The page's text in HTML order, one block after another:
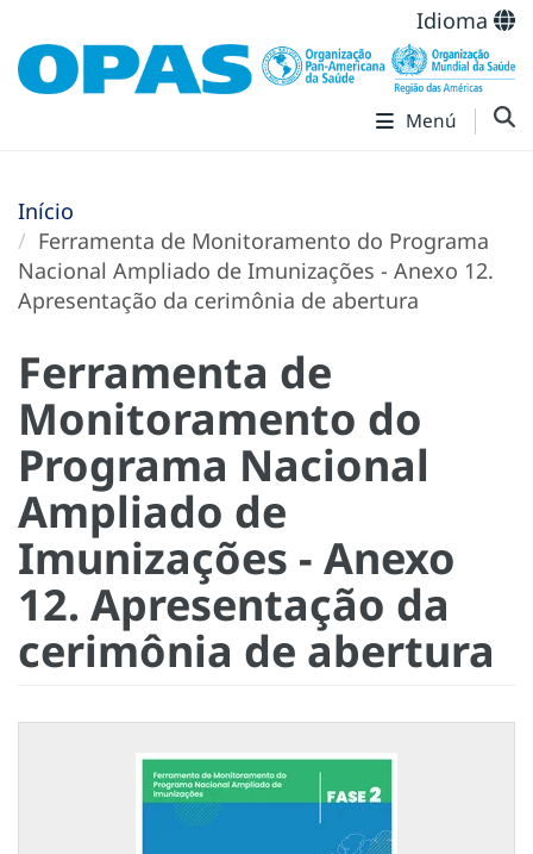
Idioma
Menú
Início
Ferramenta de Monitoramento do Programa
Nacional Ampliado de Imunizações - Anexo 12.
Apresentação da cerimônia de abertura
Ferramenta de
Monitoramento do
Programa Nacional
Ampliado de
Imunizações - Anexo
12. Apresentação da
cerimônia de abertura